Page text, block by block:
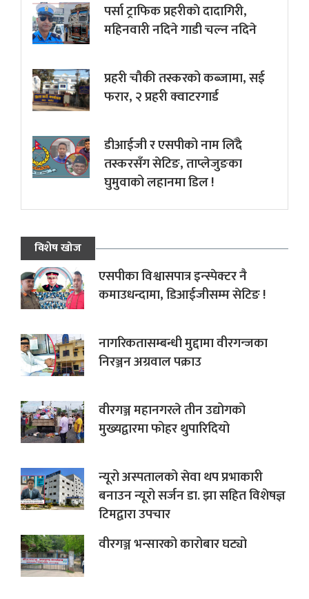
पर्सा ट्राफिक प्रहरीकाे दादागिरी,
महिनवारी नदिने गाडी चल्न नदिने
प्रहरी चौकी तस्करको कब्जामा, सई
फरार, २ प्रहरी क्वाटरगार्ड
डीआईजी र एसपीको नाम लिँदै
तस्करसँग सेटिङ, ताप्लेजुङका
घुमुवाको लहानमा डिल !
विशेष खोज
एसपीका विश्वासपात्र इन्स्पेक्टर नै
कमाउधन्दामा, डिआईजीसम्म सेटिङ !
नागरिकतासम्बन्धी मुद्दामा वीरगन्जका
निरञ्जन अग्रवाल पक्राउ
वीरगञ्ज महानगरले तीन उद्योगको
मुख्यद्वारमा फोहर थुपारिदियो
न्यूरो अस्पतालको सेवा थप प्रभाकारी
बनाउन न्यूरो सर्जन डा. झा सहित विशेषज्ञ
टिमद्वारा उपचार
वीरगञ्ज भन्सारको कारोबार घट्यो